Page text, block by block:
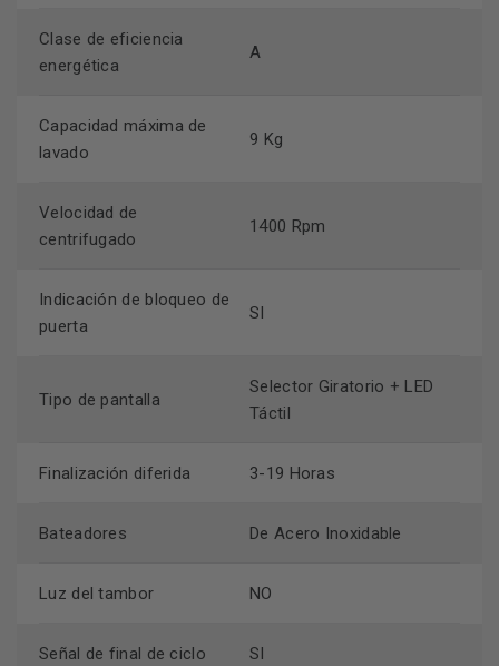
Clase de eficiencia
energética
A
Capacidad máxima de
lavado
9 Kg
Velocidad de
centrifugado
1400 Rpm
Indicación de bloqueo de
puerta
SI
Tipo de pantalla
Selector Giratorio + LED
Táctil
Finalización diferida 3-19 Horas
Bateadores De Acero Inoxidable
Luz del tambor NO
Señal de final de ciclo SI